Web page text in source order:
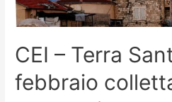
CEI – Terra
febbraio